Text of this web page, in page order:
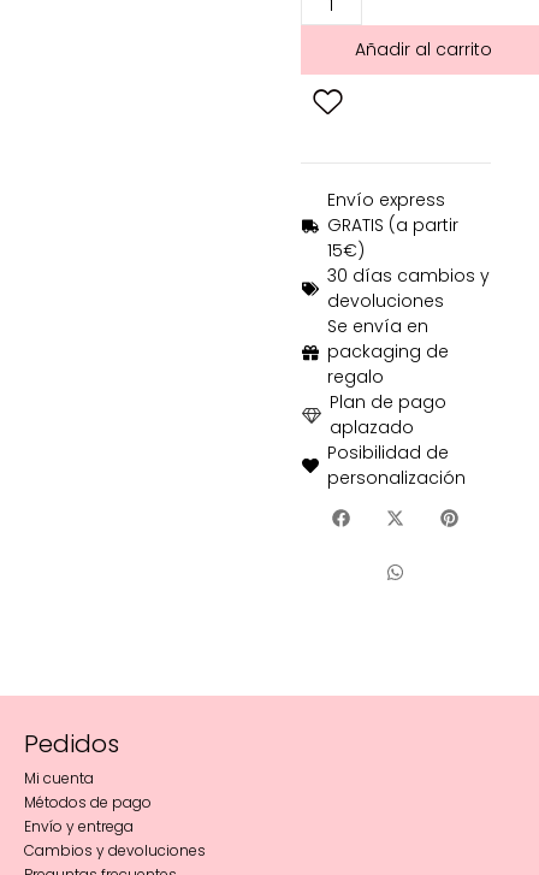
Añadir al carrito
Envío express
GRATIS (a partir
15€)
30 días cambios y
devoluciones
Se envía en
packaging de
regalo
Plan de pago
aplazado
Posibilidad de
personalización
Pedidos
Mi cuenta
Métodos de pago
Envío y entrega
Cambios y devoluciones